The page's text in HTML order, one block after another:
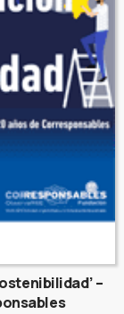
–